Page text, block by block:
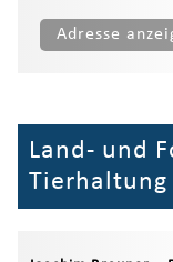
Adresse
Land- und
Tierhaltung